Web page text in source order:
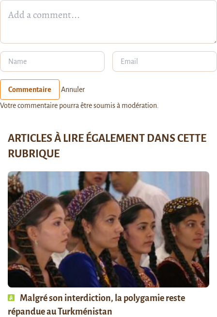
Commentaire Annuler
Votre commentaire pourra être soumis à modération.
ARTICLES À LIRE ÉGALEMENT DANS CETTE
RUBRIQUE
Malgré son interdiction, la polygamie reste
répandue au Turkménistan